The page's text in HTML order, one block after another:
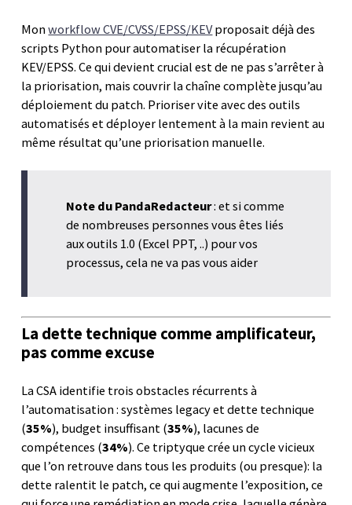
Monworkflow CVE/CVSS/EPSS/KEVproposait déjà des
scripts Python pour automatiser la récupération
KEV/EPSS. Ce qui devient crucial est de ne pas s’arrêter à
la priorisation, mais couvrir la chaîne complète jusqu’au
déploiement du patch. Prioriser vite avec des outils
automatisés et déployer lentement à la main revient au
même résultat qu’une priorisation manuelle.
Note du PandaRedacteur: et si comme
de nombreuses personnes vous êtes liés
aux outils 1.0 (Excel PPT, ..) pour vos
processus, cela ne va pas vous aider
La dette technique comme amplificateur,
pas comme excuse
La CSA identifie trois obstacles récurrents à
l’automatisation : systèmes legacy et dette technique
(35%), budget insuffisant (35%), lacunes de
compétences (34%). Ce triptyque crée un cycle vicieux
que l’on retrouve dans tous les produits (ou presque): la
dette ralentit le patch, ce qui augmente l’exposition, ce